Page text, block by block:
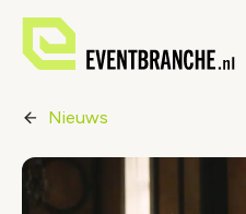
Nieuws